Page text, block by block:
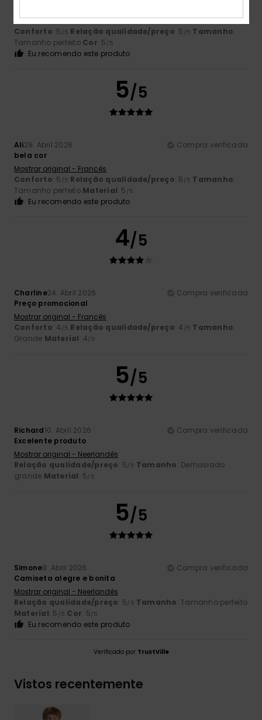
Bom Produto
Conforto: 5 /5 Relação qualidade/preço: 5 /5 Tamanho:
Tamanho perfeito Cor: 5 /5
Eu recomendo este produto
5/5
Ali29. Abril 2026
Compra verificada
bela cor
Mostrar original - Francês
Conforto: 5 /5 Relação qualidade/preço: 5 /5 Tamanho:
Tamanho perfeito Material: 5 /5
Eu recomendo este produto
4/5
Charline24. Abril 2026
Compra verificada
Preço promocional
Mostrar original - Francês
Conforto: 4 /5 Relação qualidade/preço: 4 /5 Tamanho:
Grande Material: 4/5
5/5
Richard10. Abril 2026
Compra verificada
Excelente produto
Mostrar original - Neerlandês
Relação qualidade/preço: 5/5 Tamanho: Demasiado
grande Material: 5/5
5/5
Simone9. Abril 2026
Compra verificada
Camiseta alegre e bonita
Mostrar original - Neerlandês
Relação qualidade/preço: 5/5 Tamanho: Tamanho perfeito
Material: 5 /5 Cor: 5/5
Eu recomendo este produto
Verificado por TrustVille
Vistos recentemente